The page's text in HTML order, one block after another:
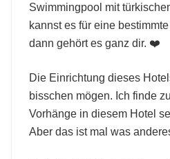
Swimmingpool mit
kannst es für eine
dann gehört es ganz dir. ❤️
Die Einrichtung dieses
bisschen mögen. Ich finde
Vorhänge in diesem Hotel
Aber das ist mal was